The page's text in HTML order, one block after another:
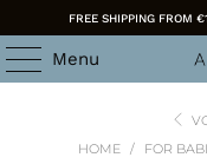
FREE SHIPPING FROM
Menu
HOME / FOR